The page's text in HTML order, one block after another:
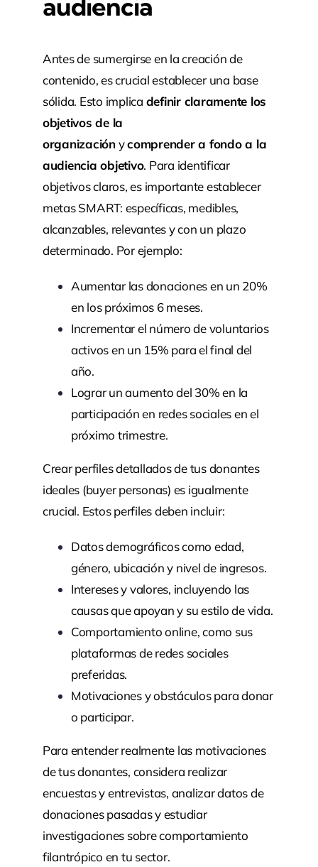
Antes de sumergirse en la creación de
contenido, es crucial establecer una base
sólida. Esto implica definir claramente los
objetivos de la
organizaciónycomprender a fondo a la
audiencia objetivo. Para identificar
objetivos claros, es importante establecer
metas SMART: específicas, medibles,
alcanzables, relevantes y con un plazo
determinado. Por ejemplo:
Aumentar las donaciones en un 20%
en los próximos 6 meses.
Incrementar el número de voluntarios
activos en un 15% para el final del
año.
Lograr un aumento del 30% en la
participación en redes sociales en el
próximo trimestre.
Crear perfiles detallados de tus donantes
ideales (buyer personas) es igualmente
crucial. Estos perfiles deben incluir:
Datos demográficos como edad,
género, ubicación y nivel de ingresos.
Intereses y valores, incluyendo las
causas que apoyan y su estilo de vida.
Comportamiento online, como sus
plataformas de redes sociales
preferidas.
Motivaciones y obstáculos para donar
o participar.
Para entender realmente las motivaciones
de tus donantes, considera realizar
encuestas y entrevistas, analizar datos de
donaciones pasadas y estudiar
investigaciones sobre comportamiento
filantrópico en tu sector.